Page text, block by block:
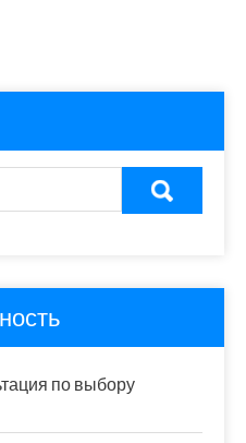
по выбору